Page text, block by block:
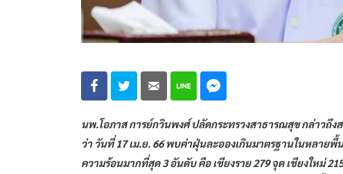
นพ.โอภาส การย์กวินพงศ์ ปลัดกระทรวงสาธารณสุข กล่าวถึ
ว่า วันที่ 17 เม.ย. 66 พบค่าฝุ่นละอองเกินมาตรฐานในหลา
ความร้อนมากที่สุด 3 อันดับ คือ เชียงราย 279 จุด เชียงใหม่